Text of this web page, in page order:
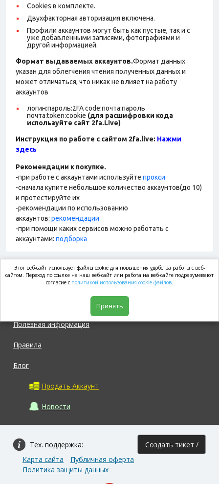
Cookies в комплекте.
Двухфакторная авторизация включена.
Профили аккаунтов могут быть как пустые, так и с
уже добавленными записями, фотографиями и
другой информацией.
Формат выдаваемых аккаунтов.Формат данных
указан для облегчения чтения полученных данных и
может отличаться, что никак не влияет на работу
аккаунтов
логин:пароль:2FA code:почта:пароль
почта:token:cookie (для расшифровки кода
используйте сайт 2fa.Live)
Инструкция по работе с сайтом 2fa.live: Нажми
здесь
Рекомендации к покупке.
-при работе с аккаунтами используйте прокси
-сначала купите небольшое количество аккаунтов(до 10)
и протестируйте их
-рекомендации по использованию
аккаунтов: рекомендации
-при помощи каких сервисов можно работать с
аккаунтами: подборка
market.com
Полезная информация
Правила
Блог
Продать Аккаунт
Новости
Тех. поддержка: Создать тикет /
Карта сайта
Публичная оферта
Политика защиты данных
Этот веб-сайт использует файлы cookie для повышения удобства работы с веб-
сайтом. Переход по ссылке на наш веб-сайт или работа на веб-сайте подразумевают
согласие с политикой использования cookie файлов.
Принять